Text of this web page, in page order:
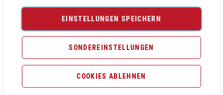
EINSTELLUNGEN SPEICHERN
SONDEREINSTELLUNGEN
COOKIES ABLEHNEN
hinzufügen |ansehen
Extra Schutz? Jetzt Tarife entdecken!
E-Bike Komplettschutz